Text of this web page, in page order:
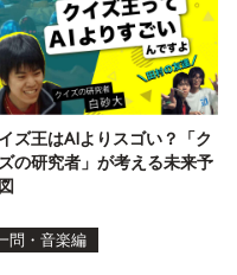
ズ王はAIよりスゴい？「ク
の研究者」が考える未来予
問・音楽編